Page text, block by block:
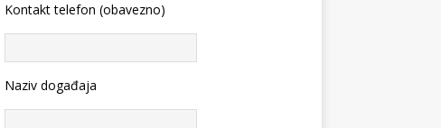
Kontakt telefon (obavezno)
Naziv događaja